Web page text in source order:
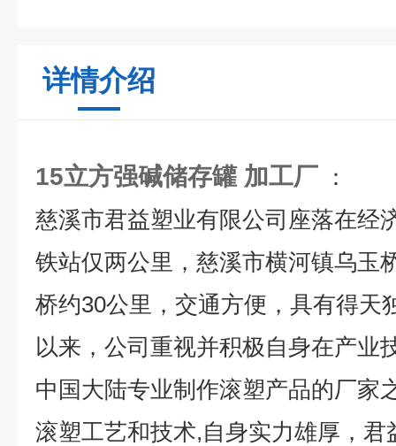
详情介绍
15立方强碱储存罐 加工厂 ：
慈溪市君益塑业有限公司座落在经
铁站仅两公里，慈溪市横河镇乌玉
桥约30公里，交通方便，具有得天
以来，公司重视并积极自身在产业
中国大陆专业制作滚塑产品的厂家
滚塑工艺和技术,自身实力雄厚，